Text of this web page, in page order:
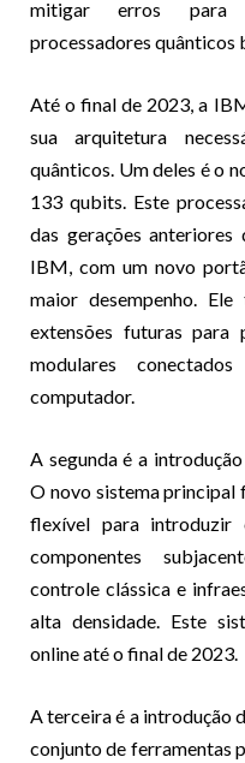
mitigar erros para
processadores quânticos
Até o final de 2023, a
sua arquitetura
quânticos. Um deles é o
133 qubits. Este
das gerações anteriores
IBM, com um novo
maior desempenho.
extensões futuras para
modulares
computador.
A segunda é a
O novo sistema principal
flexível para introduzir
componentes
controle clássica e
alta densidade. Este
online até o final de 2023.
A terceira é a introdução
conjunto de ferramentas